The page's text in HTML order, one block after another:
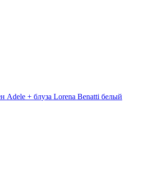
Adele + блуза Lorena Benatti белый